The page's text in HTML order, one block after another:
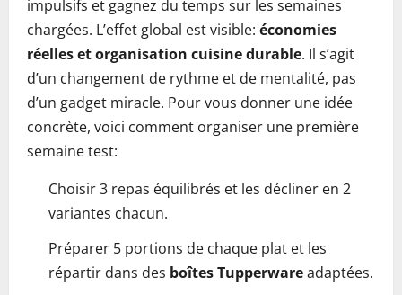
impulsifs et gagnez du temps sur les semaines
chargées. L’effet global est visible: économies
réelles et organisation cuisine durable. Il s’agit
d’un changement de rythme et de mentalité, pas
d’un gadget miracle. Pour vous donner une idée
concrète, voici comment organiser une première
semaine test:
Choisir 3 repas équilibrés et les décliner en 2
variantes chacun.
Préparer 5 portions de chaque plat et les
répartir dans des boîtes Tupperwareadaptées.